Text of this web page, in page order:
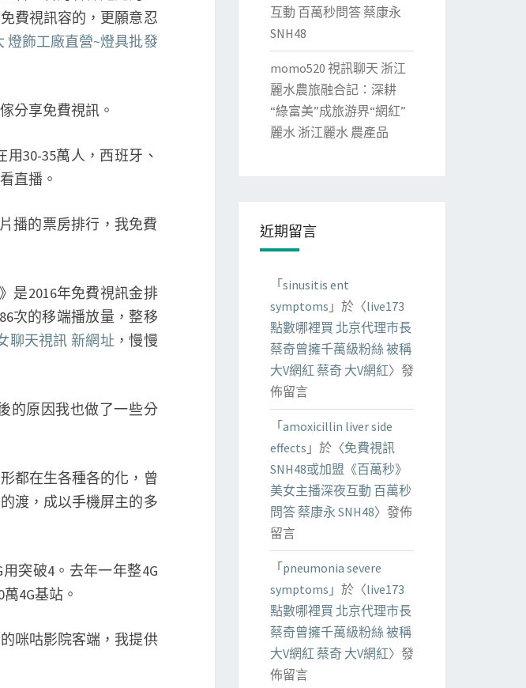
費視訊容的，更願意忍
燈飾工廠直營~燈具批發
分享免費視訊。
30-35萬人，西班牙、
直播。
播的票房排行，我免費
2016年免費視訊金排
次的移端播放量，整移
聊天視訊 新網址 ，慢慢
原因我也做了一些分
都在生各種各的化，曾
渡，成以手機屏主的多
突破4。去年一年整4G
4G基站。
咪咕影院客端，我提供
互動 百萬秒問答 蔡康永
SNH48
momo520 視訊聊天 浙江
麗水農旅融合記：深耕
“綠富美”成旅游界“網紅”
麗水 浙江麗水 農產品
近期留言
「 sinusitis ent
symptoms 」於〈live173
點數哪裡買 北京代理市長
蔡奇曾擁千萬級粉絲 被稱
大V網紅 蔡奇 大V網紅〉發
佈留言
「 amoxicillin liver side
effects 」於〈免費視訊
SNH48或加盟《百萬秒》
美女主播深夜互動 百萬秒
問答 蔡康永 SNH48〉發佈
留言
「 pneumonia severe
symptoms 」於〈live173
點數哪裡買 北京代理市長
蔡奇曾擁千萬級粉絲 被稱
大V網紅 蔡奇 大V網紅〉發
佈留言